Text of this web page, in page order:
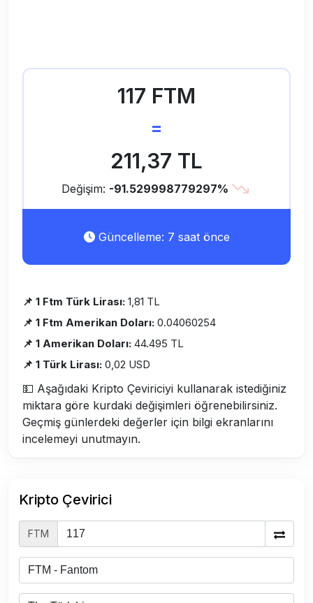
117 FTM
=
211,37 TL
Değişim: -91.529998779297%
Güncelleme: 7 saat önce
📌 1 Ftm Türk Lirası: 1,81 TL
📌 1 Ftm Amerikan Doları: 0.04060254
📌 1 Amerikan Doları: 44.495 TL
📌 1 Türk Lirası: 0,02 USD
💵 Aşağıdaki Kripto Çeviriciyi kullanarak istediğiniz
miktara göre kurdaki değişimleri öğrenebilirsiniz.
Geçmiş günlerdeki değerler için bilgi ekranlarını
incelemeyi unutmayın.
Kripto Çevirici
FTM